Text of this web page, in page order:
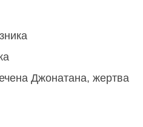
Джонатана, жертва